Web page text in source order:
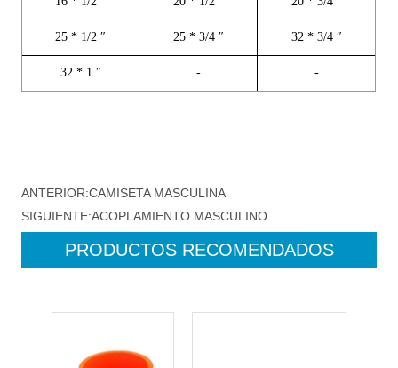
ANTERIOR:CAMISETA MASCULINA
SIGUIENTE:ACOPLAMIENTO MASCULINO
PRODUCTOS RECOMENDADOS